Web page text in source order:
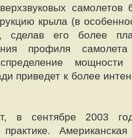
крыла (в
сделав его более
профиля
приведет к более
в сентябре 2003